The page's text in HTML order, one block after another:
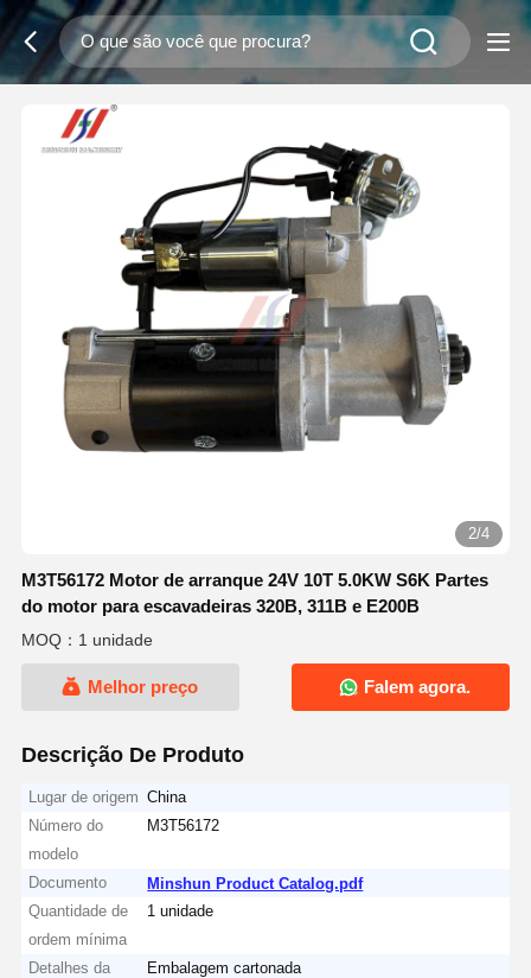
2/4
M3T56172 Motor de arranque 24V 10T 5.0KW S6K Partes
do motor para escavadeiras 320B, 311B e E200B
MOQ：1 unidade
Melhor preço Falem agora.
Descrição De Produto
Lugar de origem China
Número do
modelo
M3T56172
Documento
Minshun Product Catalog.pdf
Quantidade de
ordem mínima
1 unidade
Detalhes da
Embalagem cartonada